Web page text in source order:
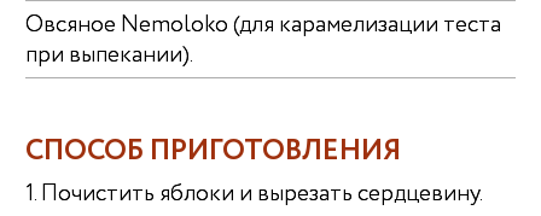
Овсяное Nemoloko (для карамелизации теста
при выпекании).
СПОСОБ ПРИГОТОВЛЕНИЯ
1. Почистить яблоки и вырезать сердцевину.